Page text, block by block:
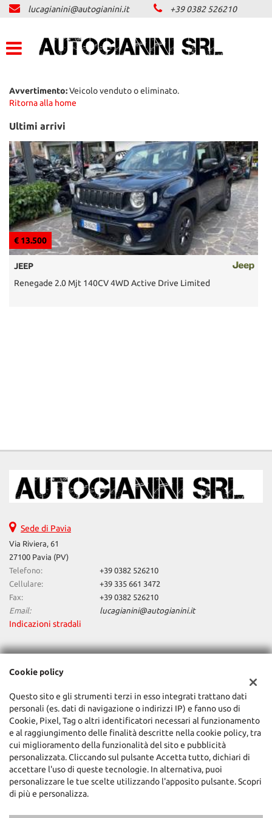
LISTA VEICOLI
ACQUISTIAMO USATO
ASSISTENZA
CONTATTI
NEWS
AREA COMMERCIANTI
lucagianini@autogianini.it +39 0382 526210
Avvertimento:Veicolo venduto o eliminato.
Ritorna alla home
Ultimi arrivi
€ 13.500
JEEP
Renegade 2.0 Mjt 140CV 4WD Active Drive Limited
Sede di Pavia
Via Riviera, 61
27100 Pavia (PV)
Telefono:
+39 0382 526210
Cellulare:
+39 335 661 3472
Fax:
+39 0382 526210
Email:
lucagianini@autogianini.it
Indicazioni stradali
Dati fiscali:
Auto Gianini Srl
Via Riviera, 61, Pavia (PV)
C.F/P.IVA:01352520181
Registro delle imprese:PV
Cookie policy
Questo sito e gli strumenti terzi in esso integrati trattano dati
personali (es. dati di navigazione o indirizzi IP) e fanno uso di
Cookie, Pixel, Tag o altri identificatori necessari al funzionamento
e al raggiungimento delle finalità descritte nella cookie policy, tra
cui miglioramento della funzionalità del sito e pubblicità
personalizzata. Cliccando sul pulsante Accetta tutto, dichiari di
accettare l'uso di queste tecnologie. In alternativa, puoi
personalizzare le tue scelte utilizzando l'apposito pulsante. Scopri
di più e personalizza.